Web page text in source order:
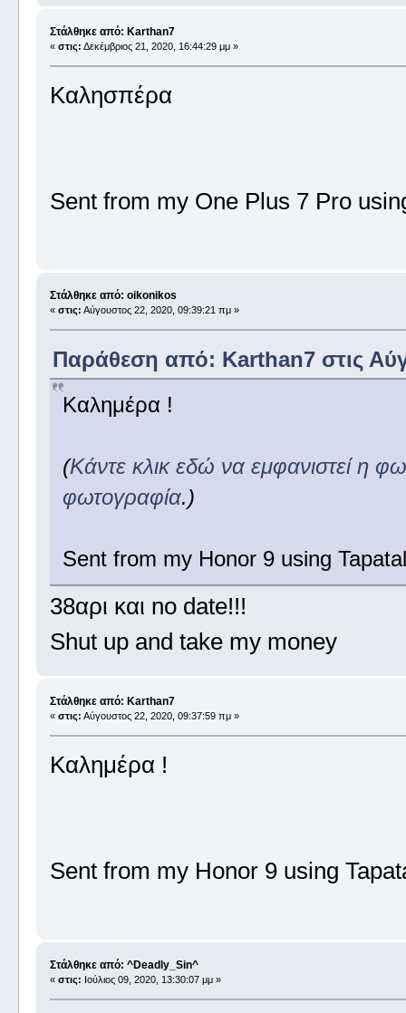
Στάλθηκε από: Karthan7
« στις: Δεκέμβριος 21, 2020, 16:44:29 μμ »
Καλησπέρα
Sent from my One Plus 7 Pro
Στάλθηκε από: oikonikos
« στις: Αύγουστος 22, 2020, 09:39:21 πμ »
Παράθεση από: Karthan7 στις
Καλημέρα !
(Κάντε κλικ εδώ να εμφανιστεί η
φωτογραφία.)
Sent from my Honor 9 using
38αρι και no date!!!
Shut up and take my money
Στάλθηκε από: Karthan7
« στις: Αύγουστος 22, 2020, 09:37:59 πμ »
Καλημέρα !
Sent from my Honor 9 using
Στάλθηκε από: ^Deadly_Sin^
« στις: Ιούλιος 09, 2020, 13:30:07 μμ »